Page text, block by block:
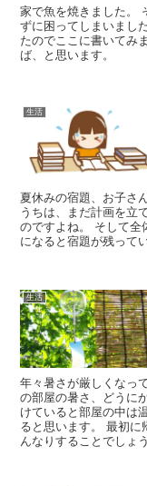
家で魚を焼きました。
ずに困ってしまいまし
たのでここに書いてみ
ば、と思います。
生活
夏休みの宿題、お子さ
うちは、まだ計画を立
のですよね。 そして全
になると宿題が残って
生活
年々暑さが厳しくなっ
の部屋の暑さ、どうに
けていると部屋の中は
ると思います。 最初に
んなりすることでしょう